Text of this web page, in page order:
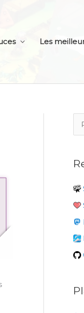
Les
e
h
r
c
h
e
r